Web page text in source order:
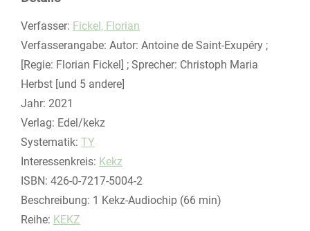
Verfasser: Suche nach diesem Verfasser
Fickel, Florian
Verfasserangabe: Autor: Antoine de Saint-Exupéry ;
[Regie: Florian Fickel] ; Sprecher: Christoph Maria
Herbst [und 5 andere]
Jahr: 2021
Verlag: Edel/kekz
opens in new tab
Diesen Link in neuem Tab öffnen
Systematik: Suche nach dieser Systematik
TY
Interessenkreis: Suche nach diesem Interessenskreis
Kekz
ISBN: 426-0-7217-5004-2
Beschreibung: 1 Kekz-Audiochip (66 min)
Reihe: KEKZ